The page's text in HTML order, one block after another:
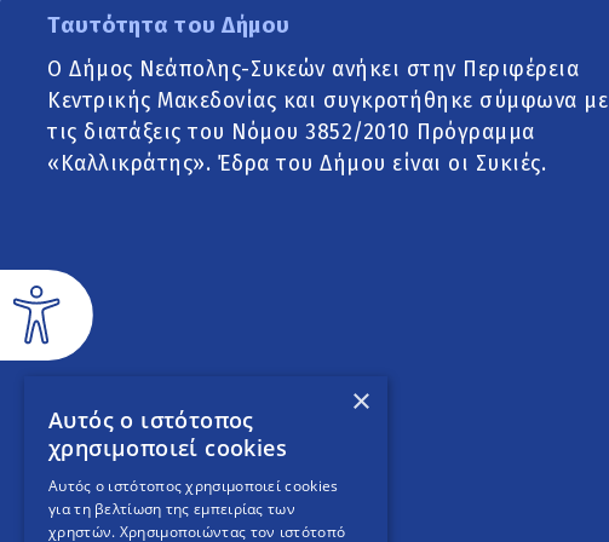
Ταυτότητα του Δήμου
Ο Δήμος Νεάπολης-Συκεών ανήκει στην Περιφέρεια
Κεντρικής Μακεδονίας και συγκροτήθηκε σύμφωνα με
τις διατάξεις του Νόμου 3852/2010 Πρόγραμμα
«Καλλικράτης». Έδρα του Δήμου είναι οι Συκιές.
×
Αυτός ο ιστότοπος
χρησιμοποιεί cookies
Αυτός ο ιστότοπος χρησιμοποιεί cookies
για τη βελτίωση της εμπειρίας των
χρηστών. Χρησιμοποιώντας τον ιστότοπό